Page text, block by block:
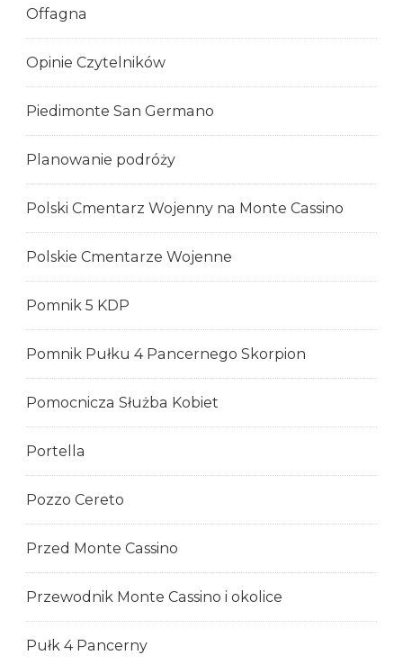
Offagna
Opinie Czytelników
Piedimonte San Germano
Planowanie podróży
Polski Cmentarz Wojenny na Monte Cassino
Polskie Cmentarze Wojenne
Pomnik 5 KDP
Pomnik Pułku 4 Pancernego Skorpion
Pomocnicza Służba Kobiet
Portella
Pozzo Cereto
Przed Monte Cassino
Przewodnik Monte Cassino i okolice
Pułk 4 Pancerny